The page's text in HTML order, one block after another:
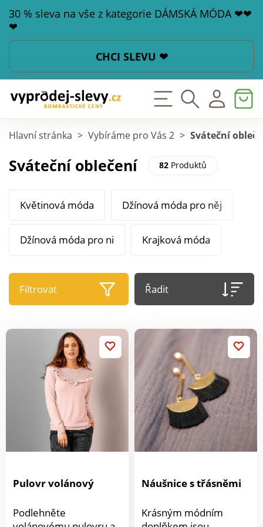
30 % sleva na vše z kategorie DÁMSKÁ MÓDA ❤❤
❤
CHCI SLEVU ❤
Hlavní stránka > Vybíráme pro Vás 2 > Sváteční
Sváteční oblečení 82Produktů
Květinová móda Džínová móda pro něj
Džínová móda pro ni Krajková móda
Filtrovat Řadit
Pulovr volánový
Podlehněte
Náušnice s třásněmi
Krásným módním